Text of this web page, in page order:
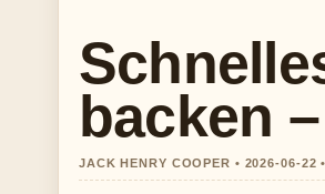
backen
JACK HENRY COOPER • 2026-06-22